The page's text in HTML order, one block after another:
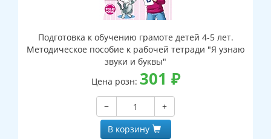
Подготовка к обучению грамоте детей 4-5 лет.
Методическое пособие к рабочей тетради "Я узнаю
звуки и буквы"
Цена розн: 301 ₽
−
+
В корзину